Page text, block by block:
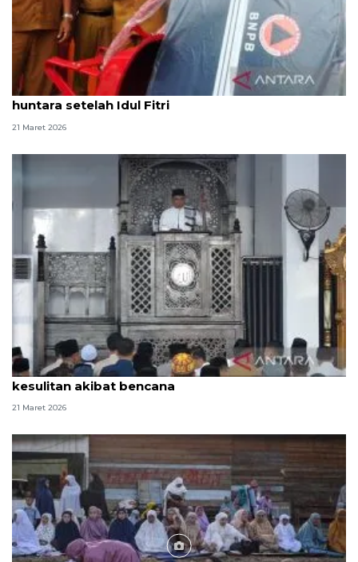
Korban bencana di Aceh Barat sepakat huni
huntara setelah Idul Fitri
21 Maret 2026
Khatib: Idul Fitri momentum Aceh bangkit dari
kesulitan akibat bencana
21 Maret 2026